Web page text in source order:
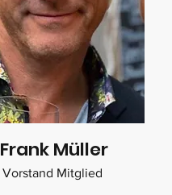
Frank Müller
Vorstand Mitglied